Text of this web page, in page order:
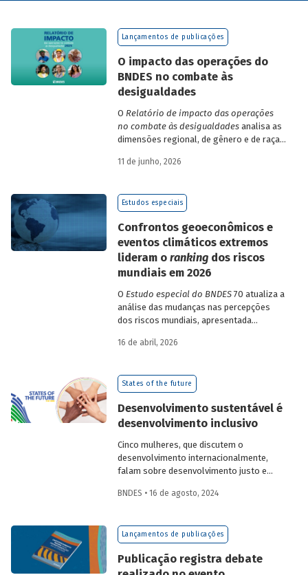
Lançamentos de publicações
O impacto das operações do
BNDES no combate às
desigualdades
O Relatório de impacto das operações
no combate às desigualdadesanalisa as
dimensões regional, de gênero e de raça,
desigualdade de renda no Brasil, no
BNDES.
11 de junho, 2026
Estudos especiais
Confrontos geoeconômicos e
eventos climáticos extremos
lideram o ranking dos riscos
mundiais em 2026
O Estudo especial do BNDES70 atualiza a
análise das mudanças nas percepções
dos riscos mundiais, apresentada
dos relatórios Global Risks Report (GRR)
pesquisas de avaliação dos riscos
mundiais para o ano em curso e para dois
16 de abril, 2026
States of the future
Desenvolvimento sustentável é
desenvolvimento inclusivo
Cinco mulheres, que discutem o
desenvolvimento internacionalmente,
falam sobre desenvolvimento justo e
contemporâneos.
BNDES • 16 de agosto, 2024
Lançamentos de publicações
Publicação registra debate